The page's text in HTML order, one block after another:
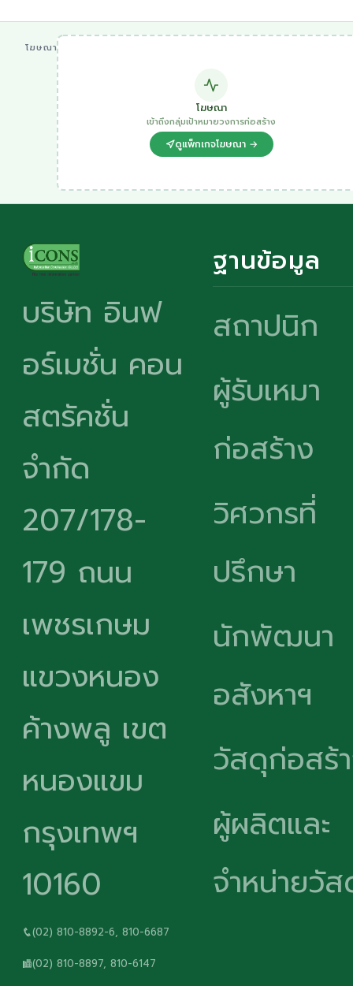
โฆษณา
โฆษณา
เข้าถึงกลุ่มเป้าหมายวงการก่อสร้าง
ดูแพ็กเกจโฆษณา →
บริษัท อินฟ
อร์เมชั่น คอน
สตรัคชั่น
จำกัด
207/178-
179 ถนน
เพชรเกษม
แขวงหนอง
ค้างพลู เขต
หนองแขม
กรุงเทพฯ
10160
(02) 810-8892-6, 810-6687
(02) 810-8897, 810-6147
ฐานข้อมูล
สถาปนิก
ผู้รับเหมา
ก่อสร้าง
วิศวกรที่
ปรึกษา
นักพัฒนา
อสังหาฯ
วัสดุก่อสร้
ผู้ผลิตและ
จำหน่ายวั